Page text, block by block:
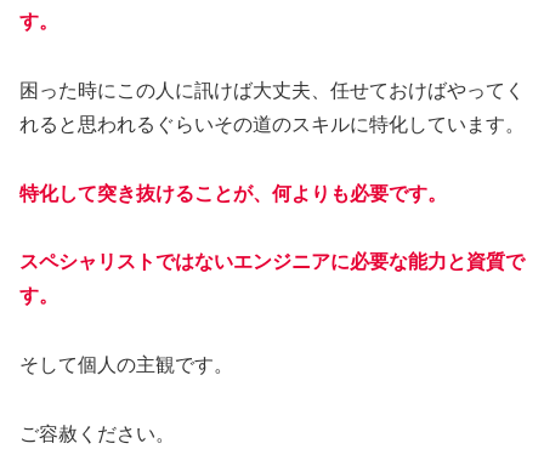
す。
困った時にこの人に訊けば大丈夫、任せておけばやってく
れると思われるぐらいその道のスキルに特化しています。
特化して突き抜けることが、何よりも必要です。
スペシャリストではないエンジニアに必要な能力と資質で
す。
そして個人の主観です。
ご容赦ください。